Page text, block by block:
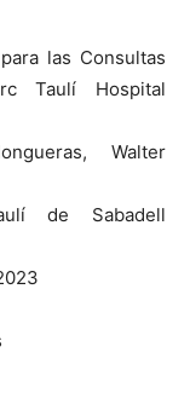
las Consultas
Taulí Hospital
Walter
de Sabadell